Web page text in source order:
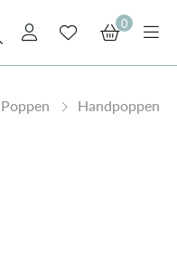
0
Poppen
Handpoppen